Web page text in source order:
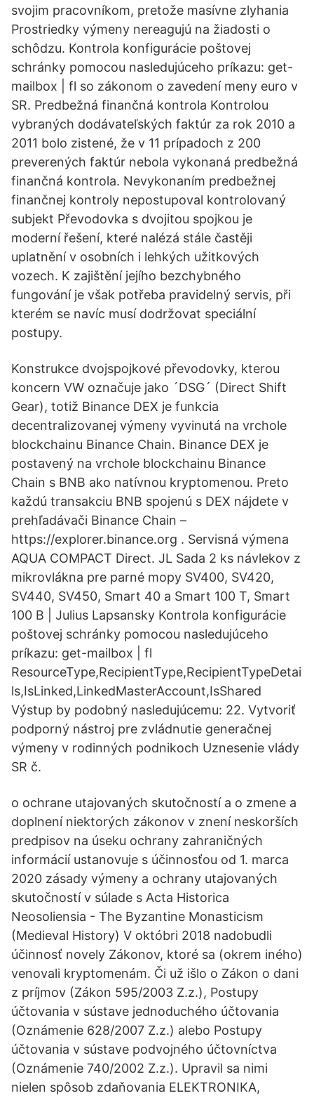
svojim pracovníkom, pretože masívne zlyhania
Prostriedky výmeny nereagujú na žiadosti o
schôdzu. Kontrola konfigurácie poštovej
schránky pomocou nasledujúceho príkazu: get-
mailbox
| fl so zákonom o zavedení meny euro v
SR. Predbežná finančná kontrola Kontrolou
vybraných dodávateľských faktúr za rok 2010 a
2011 bolo zistené, že v 11 prípadoch z 200
preverených faktúr nebola vykonaná predbežná
finančná kontrola. Nevykonaním predbežnej
finančnej kontroly nepostupoval kontrolovaný
subjekt Převodovka s dvojitou spojkou je
moderní řešení, které nalézá stále častěji
uplatnění v osobních i lehkých užitkových
vozech. K zajištění jejího bezchybného
fungování je však potřeba pravidelný servis, při
kterém se navíc musí dodržovat speciální
postupy.
Konstrukce dvojspojkové převodovky, kterou
koncern VW označuje jako ´DSG´ (Direct Shift
Gear), totiž Binance DEX je funkcia
decentralizovanej výmeny vyvinutá na vrchole
blockchainu Binance Chain. Binance DEX je
postavený na vrchole blockchainu Binance
Chain s BNB ako natívnou kryptomenou. Preto
každú transakciu BNB spojenú s DEX nájdete v
prehľadávači Binance Chain –
https://explorer.binance.org . Servisná výmena
AQUA COMPACT Direct. JL Sada 2 ks návlekov z
mikrovlákna pre parné mopy SV400, SV420,
SV440, SV450, Smart 40 a Smart 100 T, Smart
100 B | Julius Lapsansky Kontrola konfigurácie
poštovej schránky pomocou nasledujúceho
príkazu: get-mailbox
| fl
ResourceType,RecipientType,RecipientTypeDetai
ls,IsLinked,LinkedMasterAccount,IsShared
Výstup by podobný nasledujúcemu: 22. Vytvoriť
podporný nástroj pre zvládnutie generačnej
výmeny v rodinných podnikoch Uznesenie vlády
SR č.
o ochrane utajovaných skutočností a o zmene a
doplnení niektorých zákonov v znení neskorších
predpisov na úseku ochrany zahraničných
informácií ustanovuje s účinnosťou od 1. marca
2020 zásady výmeny a ochrany utajovaných
skutočností v súlade s Acta Historica
Neosoliensia - The Byzantine Monasticism
(Medieval History) V októbri 2018 nadobudli
účinnosť novely Zákonov, ktoré sa (okrem iného)
venovali kryptomenám. Či už išlo o Zákon o dani
z príjmov (Zákon 595/2003 Z.z.), Postupy
účtovania v sústave jednoduchého účtovania
(Oznámenie 628/2007 Z.z.) alebo Postupy
účtovania v sústave podvojného účtovníctva
(Oznámenie 740/2002 Z.z.). Upravil sa nimi
nielen spôsob zdaňovania ELEKTRONIKA,